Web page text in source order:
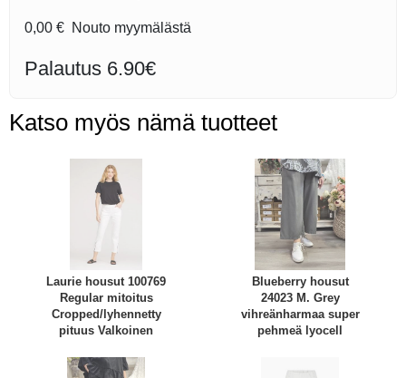
0,00 € Nouto myymälästä
Palautus 6.90€
Katso myös nämä tuotteet
Laurie housut 100769
Regular mitoitus
Cropped/lyhennetty
pituus Valkoinen
Blueberry housut
24023 M. Grey
vihreänharmaa super
pehmeä lyocell